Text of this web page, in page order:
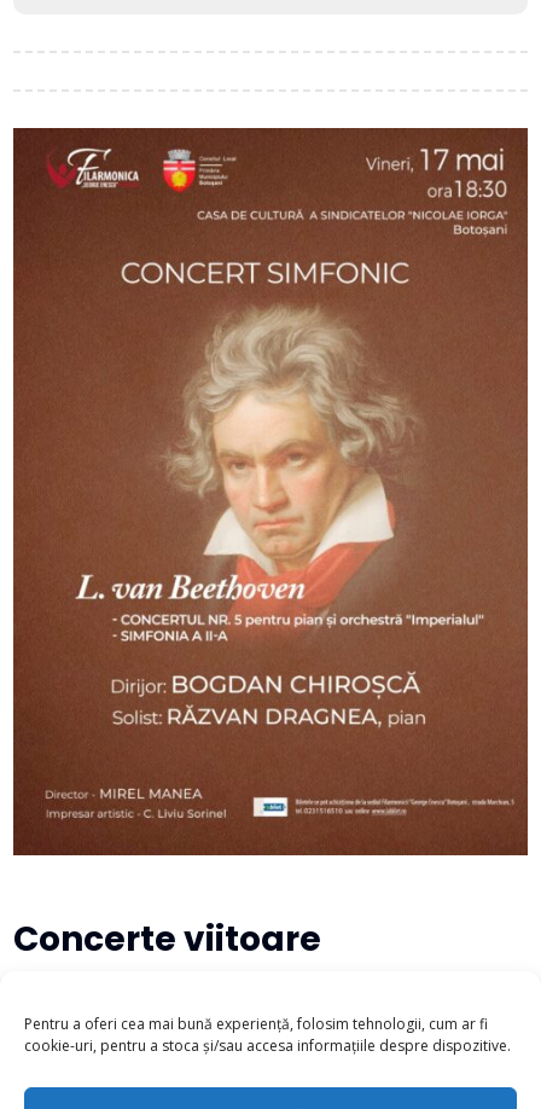
Pentru a oferi cea mai bună experiență, folosim tehnologii, cum ar fi
cookie-uri, pentru a stoca și/sau accesa informațiile despre dispozitive.
Concerte viitoare
There are no upcoming events at this time.